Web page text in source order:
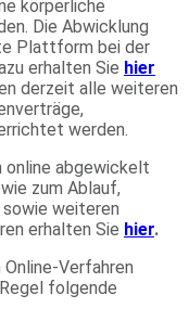
körperliche
Die Abwicklung
Plattform bei der
erhalten Sie hier
derzeit alle weiteren
werden.
online abgewickelt
zum Ablauf,
weiteren
erhalten Sie hier.
Verfahren
folgende